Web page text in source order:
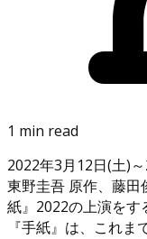
1 min read
2022年3月12日(土)
東野圭吾 原作、藤
紙』2022の上演をす
『手紙』は、これま